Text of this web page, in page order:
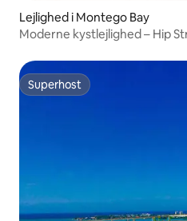
Lejlighed i Montego Bay
Moderne kystlejlighed – Hip
Superhost
Superhost